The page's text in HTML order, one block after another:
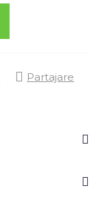
Partajare